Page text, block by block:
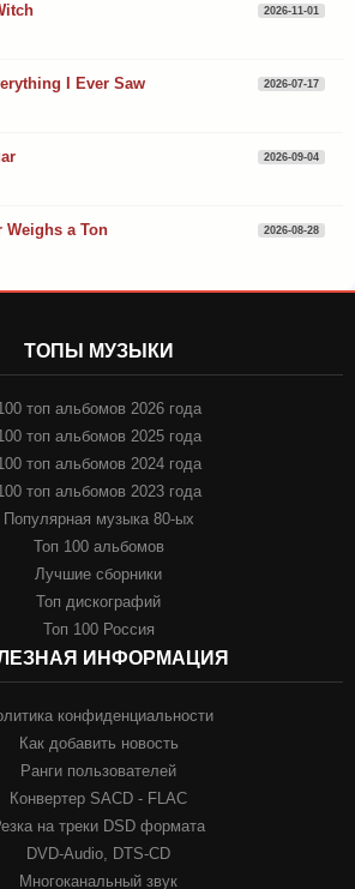
2026-11-01
I Ever Saw 2026-07-17
2026-09-04
Weighs a Ton 2026-08-28
ТОПЫ МУЗЫКИ
топ альбомов 2026 года
топ альбомов 2025 года
топ альбомов 2024 года
топ альбомов 2023 года
Популярная музыка 80-ых
Топ 100 альбомов
Лучшие сборники
Топ дискографий
Топ 100 Россия
ИНФОРМАЦИЯ
конфиденциальности
Как добавить новость
Ранги пользователей
Конвертер SACD - FLAC
на треки DSD формата
DVD-Audio, DTS-CD
Многоканальный звук